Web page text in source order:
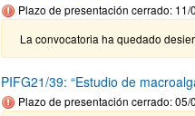
Plazo de presentación cerrado:
La convocatoria ha quedado
PIFG21/39: “Estudio de
Plazo de presentación cerrado: